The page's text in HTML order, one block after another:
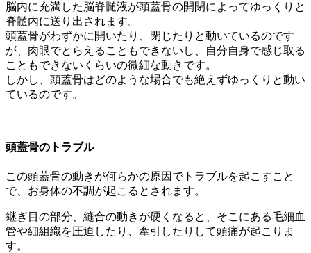
脳内に充満した脳脊髄液が頭蓋骨の開閉によってゆっくりと
脊髄内に送り出されます。
頭蓋骨がわずかに開いたり、閉じたりと動いているのです
が、肉眼でとらえることもできないし、自分自身で感じ取る
こともできないくらいの微細な動きです。
しかし、頭蓋骨はどのような場合でも絶えずゆっくりと動い
ているのです。
頭蓋骨のトラブル
この頭蓋骨の動きが何らかの原因でトラブルを起こすこと
で、お身体の不調が起こるとされます。
継ぎ目の部分、縫合の動きが硬くなると、そこにある毛細血
管や細組織を圧迫したり、牽引したりして頭痛が起こりま
す。